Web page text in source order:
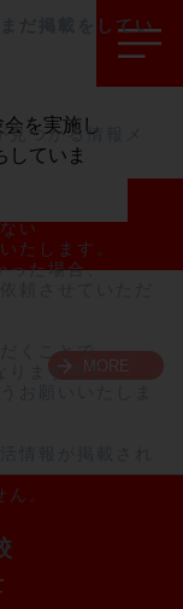
だ掲載をしてい
つかる情報メ
い
たします。
った場合、
くことで、
りますので、
お願いいたしま
。
を実施し
していま
MORE